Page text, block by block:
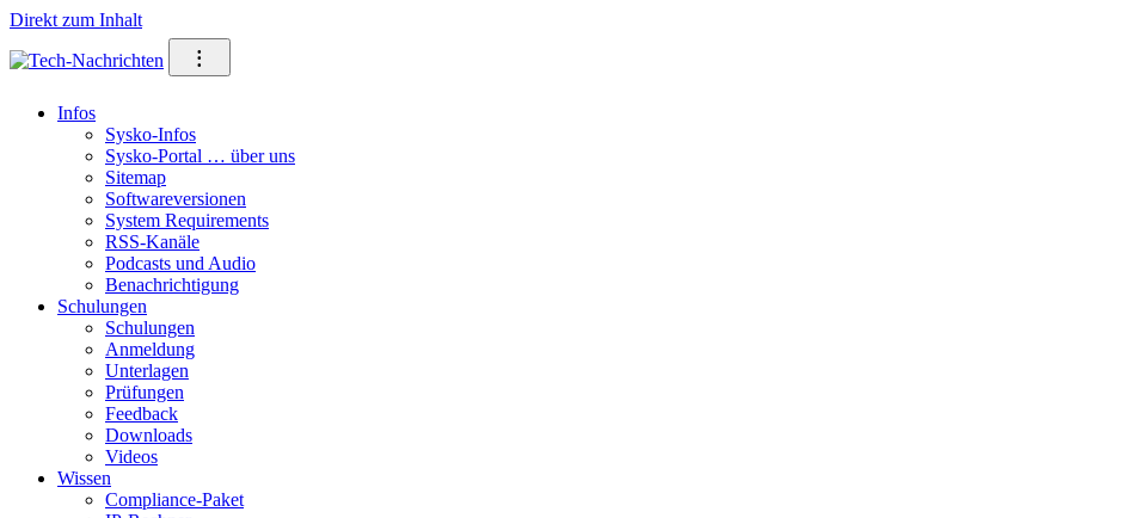
Direkt zum Inhalt
⁝
Infos
Sysko-Infos
Sysko-Portal … über uns
Sitemap
Softwareversionen
System Requirements
RSS-Kanäle
Podcasts und Audio
Benachrichtigung
Schulungen
Schulungen
Anmeldung
Unterlagen
Prüfungen
Feedback
Downloads
Videos
Wissen
Compliance-Paket